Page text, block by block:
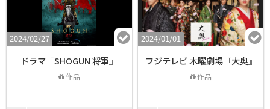
2024/02/27
ドラマ『SHOGUN 将軍』
作品
2024/01/01
フジテレビ 木曜劇場『大奥』
作品